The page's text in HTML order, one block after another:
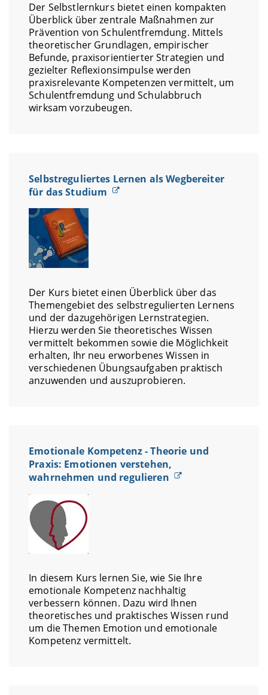
Der Selbstlernkurs bietet einen kompakten
Überblick über zentrale Maßnahmen zur
Prävention von Schulentfremdung. Mittels
theoretischer Grundlagen, empirischer
Befunde, praxisorientierter Strategien und
gezielter Reflexionsimpulse werden
praxisrelevante Kompetenzen vermittelt, um
Schulentfremdung und Schulabbruch
wirksam vorzubeugen.
Selbstreguliertes Lernen als Wegbereiter
für das Studium
Der Kurs bietet einen Überblick über das
Themengebiet des selbstregulierten Lernens
und der dazugehörigen Lernstrategien.
Hierzu werden Sie theoretisches Wissen
vermittelt bekommen sowie die Möglichkeit
erhalten, Ihr neu erworbenes Wissen in
verschiedenen Übungsaufgaben praktisch
anzuwenden und auszuprobieren.
Emotionale Kompetenz - Theorie und
Praxis: Emotionen verstehen,
wahrnehmen und regulieren
In diesem Kurs lernen Sie, wie Sie Ihre
emotionale Kompetenz nachhaltig
verbessern können. Dazu wird Ihnen
theoretisches und praktisches Wissen rund
um die Themen Emotion und emotionale
Kompetenz vermittelt.